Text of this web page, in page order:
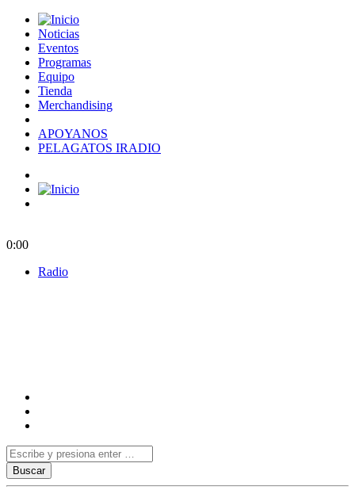
Noticias
Eventos
Programas
Equipo
Tienda
Merchandising
APOYANOS
PELAGATOS IRADIO
0:00
Radio